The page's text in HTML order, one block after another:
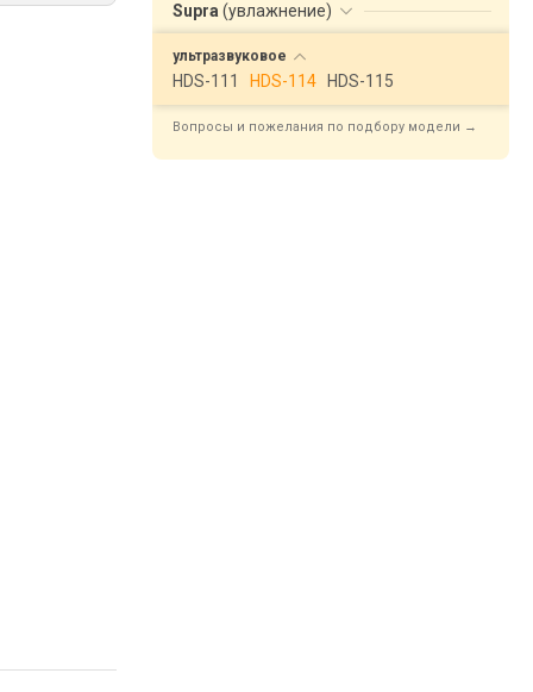
Supra (увлажнение)
ультразвуковое
HDS-111 HDS-114 HDS-115
Вопросы и пожелания по подбору модели →